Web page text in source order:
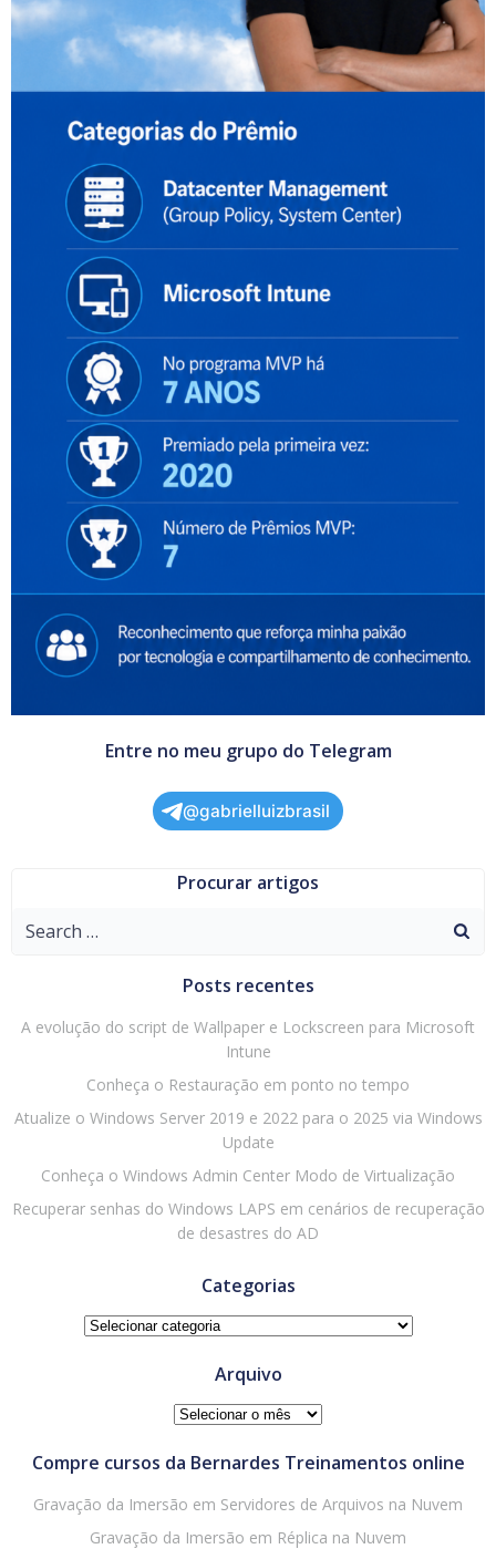
Entre no meu grupo do Telegram
@gabrielluizbrasil
Procurar artigos
Search
Posts recentes
A evolução do script de Wallpaper e Lockscreen para Microsoft
Intune
Conheça o Restauração em ponto no tempo
Atualize o Windows Server 2019 e 2022 para o 2025 via Windows
Update
Conheça o Windows Admin Center Modo de Virtualização
Recuperar senhas do Windows LAPS em cenários de recuperação
de desastres do AD
Categorias
Categorias
Arquivo
Arquivo
Compre cursos da Bernardes Treinamentos online
Gravação da Imersão em Servidores de Arquivos na Nuvem
Gravação da Imersão em Réplica na Nuvem